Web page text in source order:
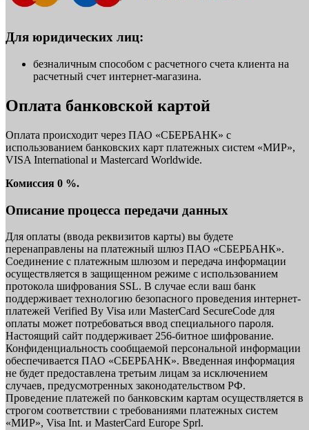
Для юридических лиц:
безналичным способом с расчетного счета клиента на
расчетный счет интернет-магазина.
Оплата банковской картой
Оплата происходит через ПАО «СБЕРБАНК» с
использованием банковских карт платежных систем «МИР»,
VISA International и Mastercard Worldwide.
Комиссия 0 %.
Описание процесса передачи данных
Для оплаты (ввода реквизитов карты) вы будете
перенаправлены на платежный шлюз ПАО «СБЕРБАНК».
Соединение с платежным шлюзом и передача информации
осуществляется в защищенном режиме с использованием
протокола шифрования SSL. В случае если ваш банк
поддерживает технологию безопасного проведения интернет-
платежей Verified By Visa или MasterCard SecureCode для
оплаты может потребоваться ввод специального пароля.
Настоящий сайт поддерживает 256-битное шифрование.
Конфиденциальность сообщаемой персональной информации
обеспечивается ПАО «СБЕРБАНК». Введенная информация
не будет предоставлена третьим лицам за исключением
случаев, предусмотренных законодательством РФ.
Проведение платежей по банковским картам осуществляется в
строгом соответствии с требованиями платежных систем
«МИР», Visa Int. и MasterCard Europe Sprl.